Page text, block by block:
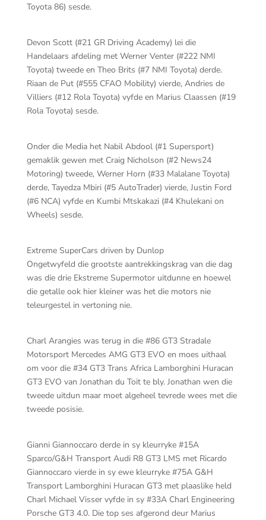
Toyota 86) sesde.
Devon Scott (#21 GR Driving Academy) lei die
Handelaars afdeling met Werner Venter (#222 NMI
Toyota) tweede en Theo Brits (#7 NMI Toyota) derde.
Riaan de Put (#555 CFAO Mobility) vierde, Andries de
Villiers (#12 Rola Toyota) vyfde en Marius Claassen (#19
Rola Toyota) sesde.
Onder die Media het Nabil Abdool (#1 Supersport)
gemaklik gewen met Craig Nicholson (#2 News24
Motoring) tweede, Werner Horn (#33 Malalane Toyota)
derde, Tayedza Mbiri (#5 AutoTrader) vierde, Justin Ford
(#6 NCA) vyfde en Kumbi Mtskakazi (#4 Khulekani on
Wheels) sesde.
Extreme SuperCars driven by Dunlop
Ongetwyfeld die grootste aantrekkingskrag van die dag
was die drie Ekstreme Supermotor uitdunne en hoewel
die getalle ook hier kleiner was het die motors nie
teleurgestel in vertoning nie.
Charl Arangies was terug in die #86 GT3 Stradale
Motorsport Mercedes AMG GT3 EVO en moes uithaal
om voor die #34 GT3 Trans Africa Lamborghini Huracan
GT3 EVO van Jonathan du Toit te bly. Jonathan wen die
tweede uitdun maar moet algeheel tevrede wees met die
tweede posisie.
Gianni Giannoccaro derde in sy kleurryke #15A
Sparco/G&H Transport Audi R8 GT3 LMS met Ricardo
Giannoccaro vierde in sy ewe kleurryke #75A G&H
Transport Lamborghini Huracan GT3 met plaaslike held
Charl Michael Visser vyfde in sy #33A Charl Engineering
Porsche GT3 4.0. Die top ses afgerond deur Marius